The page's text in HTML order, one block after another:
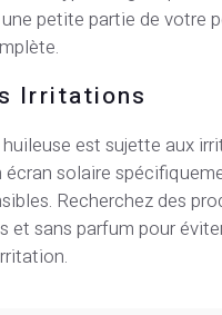
petite partie de votre
Irritations
est sujette aux
écran solaire
Recherchez des
et sans parfum pour